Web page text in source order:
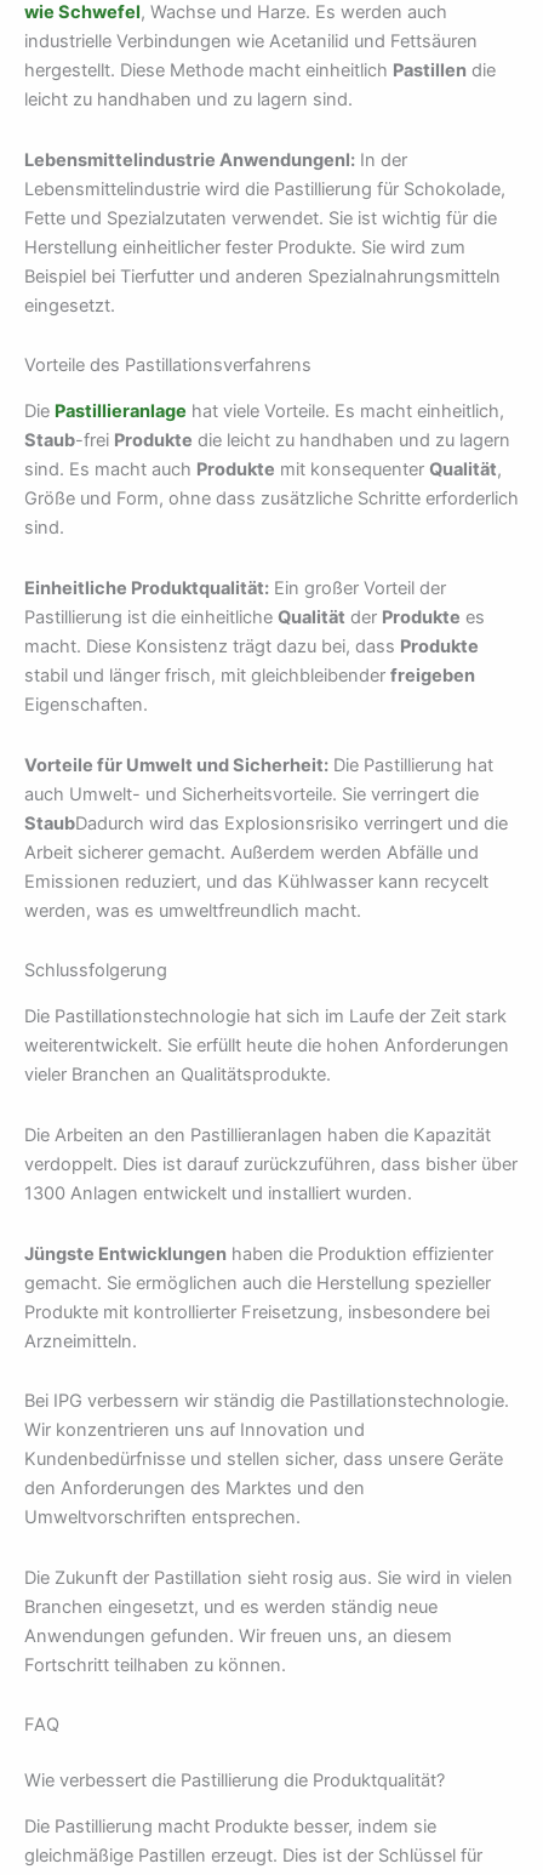
wie Schwefel, Wachse und Harze. Es werden auch
industrielle Verbindungen wie Acetanilid und Fettsäuren
hergestellt. Diese Methode macht einheitlich Pastillen die
leicht zu handhaben und zu lagern sind.
Lebensmittelindustrie Anwendungenl: In der
Lebensmittelindustrie wird die Pastillierung für Schokolade,
Fette und Spezialzutaten verwendet. Sie ist wichtig für die
Herstellung einheitlicher fester Produkte. Sie wird zum
Beispiel bei Tierfutter und anderen Spezialnahrungsmitteln
eingesetzt.
Vorteile des Pastillationsverfahrens
Die Pastillieranlage hat viele Vorteile. Es macht einheitlich,
Staub-frei Produkte die leicht zu handhaben und zu lagern
sind. Es macht auch Produkte mit konsequenter Qualität,
Größe und Form, ohne dass zusätzliche Schritte erforderlich
sind.
Einheitliche Produktqualität: Ein großer Vorteil der
Pastillierung ist die einheitliche Qualität der Produkte es
macht. Diese Konsistenz trägt dazu bei, dass Produkte
stabil und länger frisch, mit gleichbleibender freigeben
Eigenschaften.
Vorteile für Umwelt und Sicherheit: Die Pastillierung hat
auch Umwelt- und Sicherheitsvorteile. Sie verringert die
StaubDadurch wird das Explosionsrisiko verringert und die
Arbeit sicherer gemacht. Außerdem werden Abfälle und
Emissionen reduziert, und das Kühlwasser kann recycelt
werden, was es umweltfreundlich macht.
Schlussfolgerung
Die Pastillationstechnologie hat sich im Laufe der Zeit stark
weiterentwickelt. Sie erfüllt heute die hohen Anforderungen
vieler Branchen an Qualitätsprodukte.
Die Arbeiten an den Pastillieranlagen haben die Kapazität
verdoppelt. Dies ist darauf zurückzuführen, dass bisher über
1300 Anlagen entwickelt und installiert wurden.
Jüngste Entwicklungen haben die Produktion effizienter
gemacht. Sie ermöglichen auch die Herstellung spezieller
Produkte mit kontrollierter Freisetzung, insbesondere bei
Arzneimitteln.
Bei IPG verbessern wir ständig die Pastillationstechnologie.
Wir konzentrieren uns auf Innovation und
Kundenbedürfnisse und stellen sicher, dass unsere Geräte
den Anforderungen des Marktes und den
Umweltvorschriften entsprechen.
Die Zukunft der Pastillation sieht rosig aus. Sie wird in vielen
Branchen eingesetzt, und es werden ständig neue
Anwendungen gefunden. Wir freuen uns, an diesem
Fortschritt teilhaben zu können.
FAQ
Wie verbessert die Pastillierung die Produktqualität?
Die Pastillierung macht Produkte besser, indem sie
gleichmäßige Pastillen erzeugt. Dies ist der Schlüssel für